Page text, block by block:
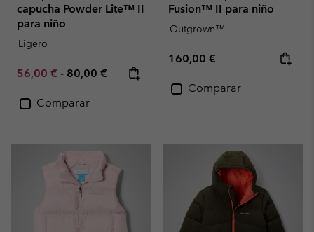
capucha Powder Lite™ II
para niño
Ligero
Minimum sale price:
56,00 € - Maximum price:
80,00 €
Comparar
Fusion™ II para niño
Outgrown™
Regular price:
160,00 €
Comparar